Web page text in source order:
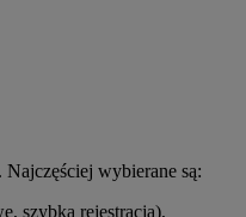
wybierane są:
szybka rejestracja),